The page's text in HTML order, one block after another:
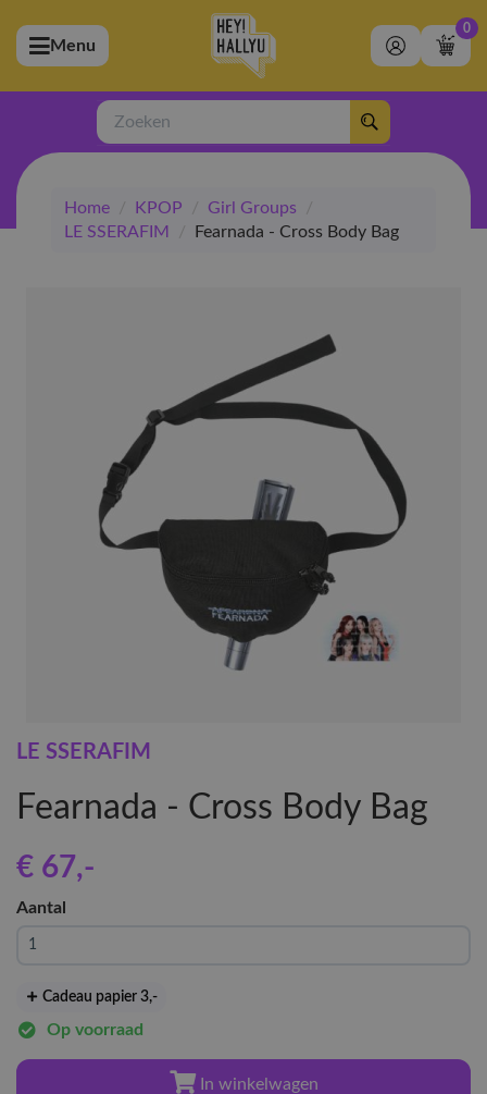
(Artiesten)
(Merchandise)
(Exclusive)
(Winkel)
Menu
0
Zoeken
Home / KPOP / Girl Groups
/
LE SSERAFIM
/ Fearnada - Cross Body Bag
LE SSERAFIM
Fearnada - Cross Body Bag
€ 67,-
Aantal
Cadeau papier 3,-
Op voorraad
In winkelwagen